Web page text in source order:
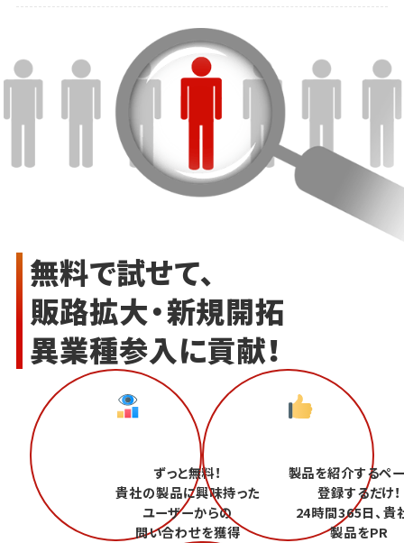
無料で試せて、
販路拡大・新規開拓
異業種参入に貢献！
ずっと無料！
貴社の製品に興味持った
ユーザーからの
問い合わせを獲得
製品を紹介するペ
登録するだけ！
24時間365日、貴
製品をPR